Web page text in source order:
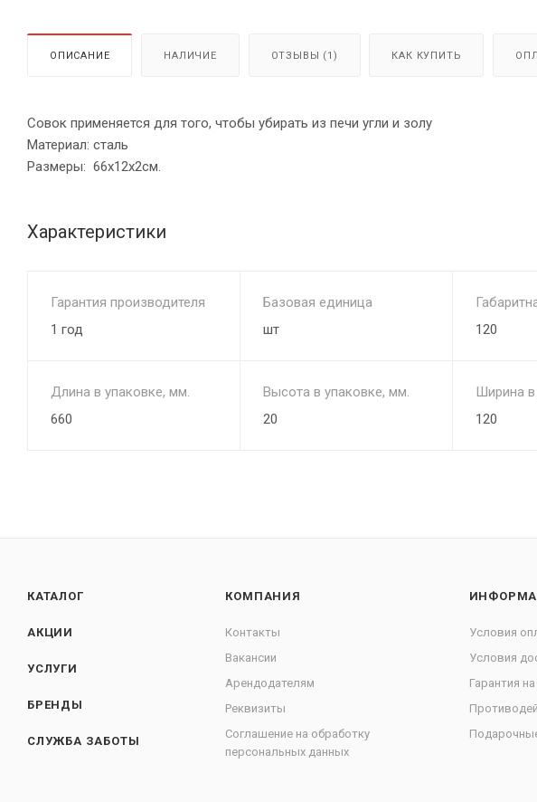
ОПИСАНИЕ НАЛИЧИЕ ОТЗЫВЫ (1) КАК КУПИТЬ
Совок применяется для того, чтобы убирать из печи угли и золу
Материал: сталь
Размеры: 66х12х2см.
Характеристики
Гарантия производителя
1 год
Базовая единица
шт
120
Длина в упаковке, мм.
660
Высота в упаковке, мм.
20
Ширина в
120
КАТАЛОГ
АКЦИИ
УСЛУГИ
БРЕНДЫ
СЛУЖБА ЗАБОТЫ
КОМПАНИЯ
Контакты
Вакансии
Арендодателям
Реквизиты
Соглашение на обработку
персональных данных
Условия
Условия
Гарантия